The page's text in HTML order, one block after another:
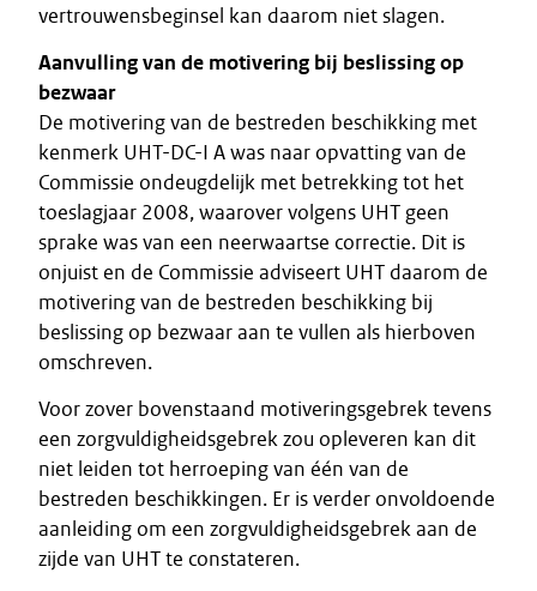
vertrouwensbeginsel kan daarom niet slagen.
Aanvulling van de motivering bij beslissing op
bezwaar
De motivering van de bestreden beschikking met
kenmerk UHT-DC-I A was naar opvatting van de
Commissie ondeugdelijk met betrekking tot het
toeslagjaar 2008, waarover volgens UHT geen
sprake was van een neerwaartse correctie. Dit is
onjuist en de Commissie adviseert UHT daarom de
motivering van de bestreden beschikking bij
beslissing op bezwaar aan te vullen als hierboven
omschreven.
Voor zover bovenstaand motiveringsgebrek tevens
een zorgvuldigheidsgebrek zou opleveren kan dit
niet leiden tot herroeping van één van de
bestreden beschikkingen. Er is verder onvoldoende
aanleiding om een zorgvuldigheidsgebrek aan de
zijde van UHT te constateren.